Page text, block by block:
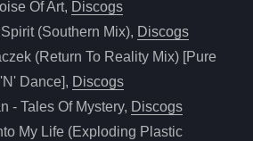
Of Art, Discogs
(Southern Mix), Discogs
(Return To Reality Mix) [Pure
Dance], Discogs
- Tales Of Mystery, Discogs
My Life (Exploding Plastic